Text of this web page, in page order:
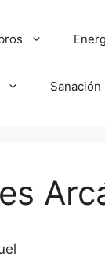
Sanación